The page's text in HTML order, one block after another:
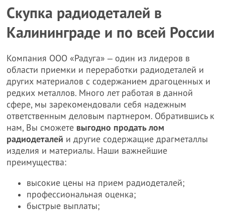
Скупка радиодеталей в
Калининграде и по всей России
Компания ООО «Радуга» ‒ один из лидеров в
области приемки и переработки радиодеталей и
других материалов с содержанием драгоценных и
редких металлов. Много лет работая в данной
сфере, мы зарекомендовали себя надежным
ответственным деловым партнером. Обратившись к
нам, Вы сможете выгодно продать лом
радиодеталей и другие содержащие драгметаллы
изделия и материалы. Наши важнейшие
преимущества:
высокие цены на прием радиодеталей;
профессиональная оценка;
быстрые выплаты;